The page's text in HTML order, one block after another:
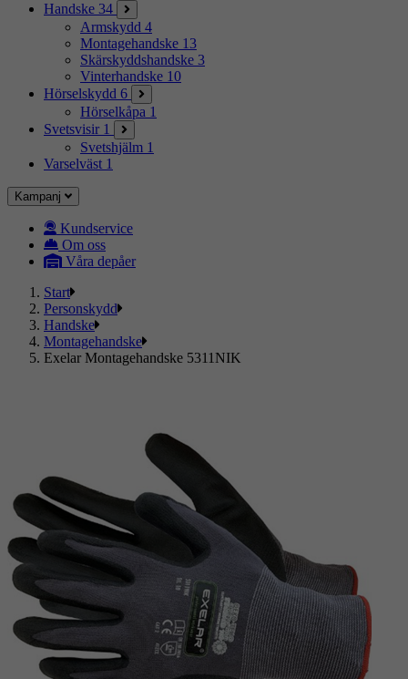
Handske 34
Armskydd 4
Montagehandske 13
Skärskyddshandske 3
Vinterhandske 10
Hörselskydd 6
Hörselkåpa 1
Svetsvisir 1
Svetshjälm 1
Varselväst 1
Kampanj
Kundservice
Om oss
Våra depåer
Start
Personskydd
Handske
Montagehandske
Exelar Montagehandske 5311NIK